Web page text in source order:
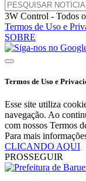
3W Control - Todos
Termos de Uso e
SOBRE
Termos de Uso e
Esse site utiliza
navegação. Ao
com nossos Termos
Para mais
CLICANDO AQUI
PROSSEGUIR